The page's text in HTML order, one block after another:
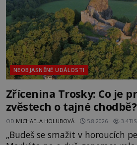
NEOBJASNĚNÉ UDÁLOSTI
Zřícenina Trosky: Co je
zvěstech o tajné chodbě?
OD MICHAELA HOLUBOVÁ 5.8.2026 3.4TIS
„Budeš se smažit v horoucích